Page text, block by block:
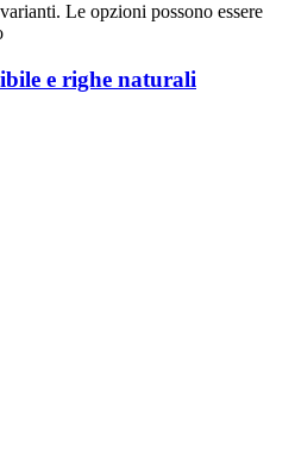
Le opzioni possono essere
e righe naturali